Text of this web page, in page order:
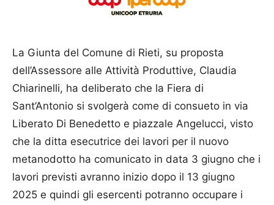
La Giunta del Comune di Rieti, su proposta
dell’Assessore alle Attività Produttive, Claudia
Chiarinelli, ha deliberato che la Fiera di
Sant’Antonio si svolgerà come di consueto in via
Liberato Di Benedetto e piazzale Angelucci, visto
che la ditta esecutrice dei lavori per il nuovo
metanodotto ha comunicato in data 3 giugno che i
lavori previsti avranno inizio dopo il 13 giugno
2025 e quindi gli esercenti potranno occupare i